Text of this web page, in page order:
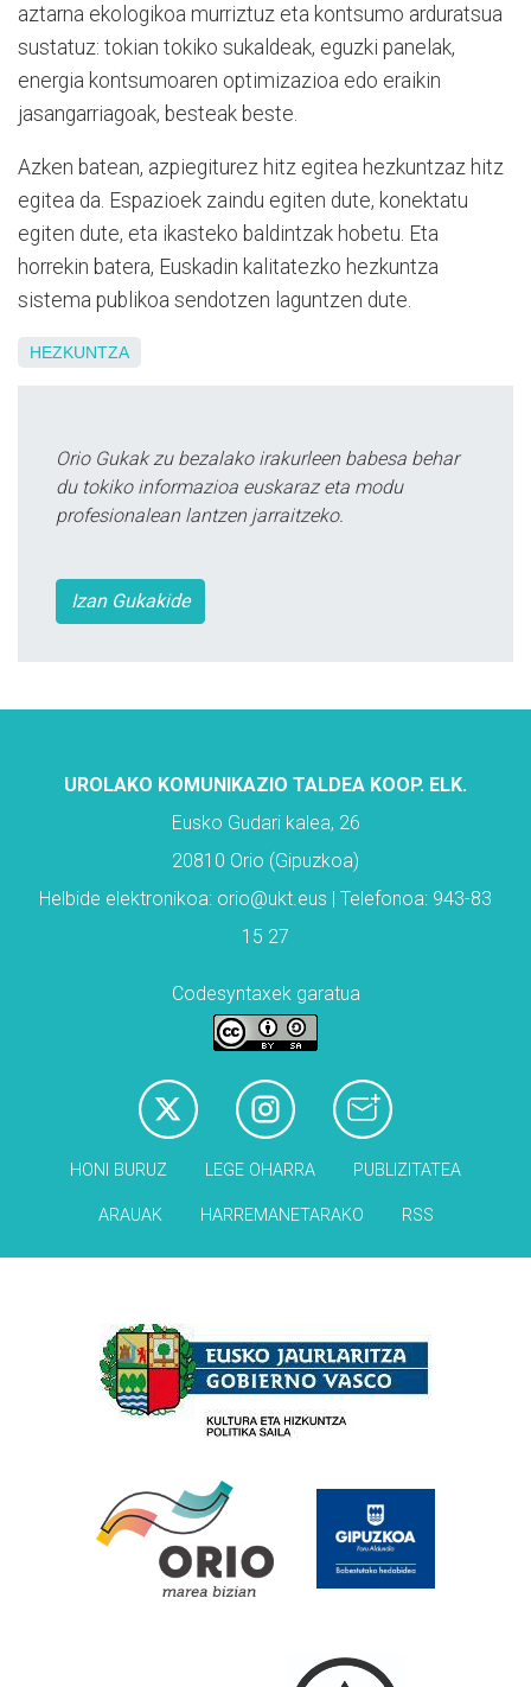
aztarna ekologikoa murriztuz eta kontsumo arduratsua
sustatuz: tokian tokiko sukaldeak, eguzki panelak,
energia kontsumoaren optimizazioa edo eraikin
jasangarriagoak, besteak beste.
Azken batean, azpiegiturez hitz egitea hezkuntzaz hitz
egitea da. Espazioek zaindu egiten dute, konektatu
egiten dute, eta ikasteko baldintzak hobetu. Eta
horrekin batera, Euskadin kalitatezko hezkuntza
sistema publikoa sendotzen laguntzen dute.
HEZKUNTZA
Orio Gukak zu bezalako irakurleen babesa behar
du tokiko informazioa euskaraz eta modu
profesionalean lantzen jarraitzeko.
Izan Gukakide
UROLAKO KOMUNIKAZIO TALDEA KOOP. ELK.
Eusko Gudari kalea, 26
20810 Orio (Gipuzkoa)
Helbide elektronikoa: orio@ukt.eus | Telefonoa: 943-83
15 27
Codesyntaxek garatua
HONI BURUZ LEGE OHARRA PUBLIZITATEA
ARAUAK HARREMANETARAKO RSS